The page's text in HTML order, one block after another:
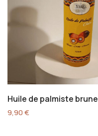
Huile de palmiste brune
9,90€